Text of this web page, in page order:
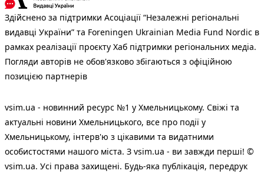
Здійснено за підтримки Асоціації “Незалежні регіональні
видавці України” та Foreningen Ukrainian Media Fund Nordic в
рамках реалізації проєкту Хаб підтримки регіональних медіа.
Погляди авторів не обов'язково збігаються з офіційною
позицією партнерів
vsim.ua - новинний ресурс №1 у Хмельницькому. Свіжі та
актуальні новини Хмельницького, все про події у
Хмельницькому, інтерв'ю з цікавими та видатними
особистостями нашого міста. З vsim.ua - ви завжди перші! ©
vsim.ua. Усі права захищені. Будь-яка публiкацiя, передрук